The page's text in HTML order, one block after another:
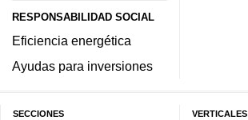
RESPONSABILIDAD SOCIAL
Eficiencia energética
Ayudas para inversiones
SECCIONES VERTICALES